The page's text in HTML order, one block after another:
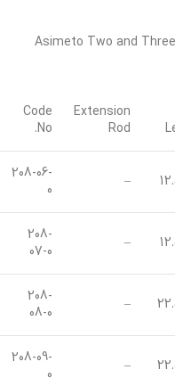
Asimeto Two and
Extension
Rod
Code
No.
–
208-06-
0
–
208-
07-0
–
208-
08-0
–
208-09-
0